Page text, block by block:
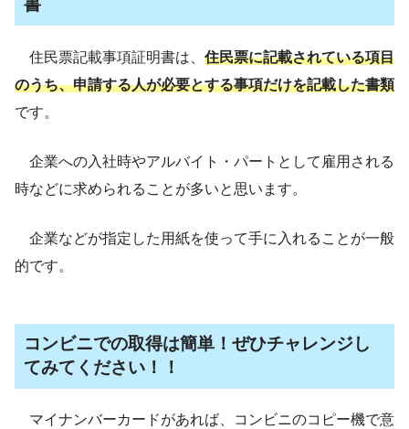
書
住民票記載事項証明書は、 住民票に記載されている項目
のうち、申請する人が必要とする事項だけを記載した書類
です。
企業への入社時やアルバイト・パートとして雇用される
時などに求められることが多いと思います。
企業などが指定した用紙を使って手に入れることが一般
的です。
コンビニでの取得は簡単！ぜひチャレンジし
てみてください！！
マイナンバーカードがあれば、コンビニのコピー機で意